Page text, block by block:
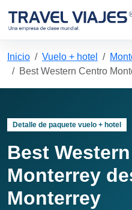
Inicio Vuelo + hotel
Best Western Centro
Detalle de paquete vuelo + hotel
Best
Monterrey
Monterrey